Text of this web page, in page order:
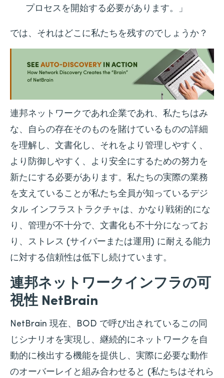
プロセスを開始する必要があります。」
では、それはどこに私たちを残すのでしょうか？
連邦ネットワークであれ企業であれ、私たちはみ
な、自らの存在そのものを賭けているものの詳細
を理解し、文書化し、それをより管理しやすく、
より防御しやすく、より安全にするための努力を
新たにする必要があります。私たちの実際の業務
を支えていることが私たち全員が知っているデジ
タル インフラストラクチャは、かなり戦術的にな
り、管理が不十分で、文書化も不十分になってお
り、ストレス (サイバーまたは運用) に耐える能力
に対する信頼性は低下し続けています。
連邦ネットワークインフラの可
視性 NetBrain
NetBrain 現在、BOD で呼び出されているこの同
じシナリオを実現し、継続的にネットワークを自
動的に検出する機能を提供し、実際に必要な動作
のオーバーレイと組み合わせると (私たちはそれら